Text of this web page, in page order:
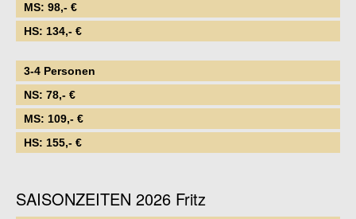
MS: 98,- €
HS: 134,- €
3-4 Personen
NS: 78,- €
MS: 109,- €
HS: 155,- €
SAISONZEITEN 2026 Fritz